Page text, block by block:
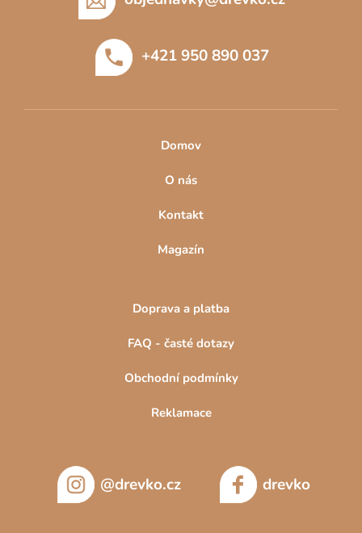
r
v
ý
p
i
s
u
+421 950 890 037
Domov
O nás
Kontakt
Magazín
Doprava a platba
FAQ - časté dotazy
Obchodní podmínky
Reklamace
@drevko.cz drevko